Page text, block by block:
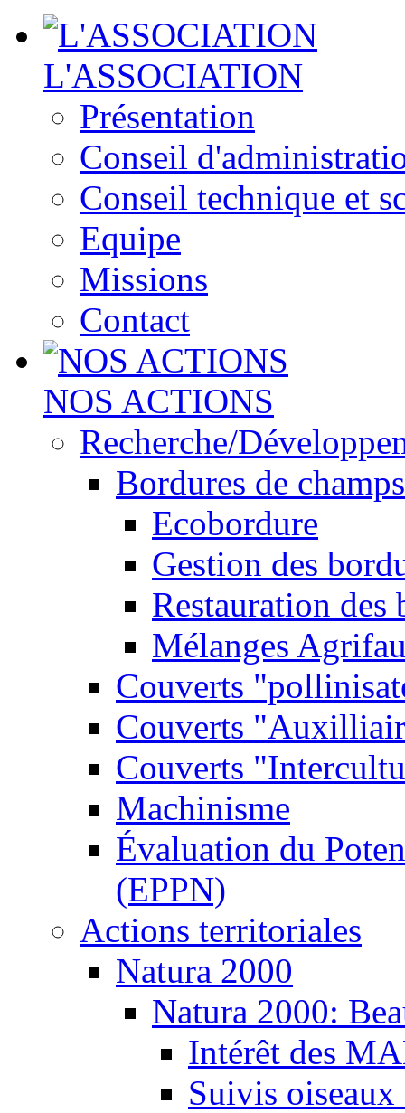
L'ASSOCIATION
Présentation
Conseil
Conseil technique et
Equipe
Missions
Contact
NOS ACTIONS
Recherche/
Bordures de champs
Ecobordure
Gestion des
Restauration des
Mélanges
Couverts
Couverts
Couverts
Machinisme
Évaluation du
(EPPN)
Actions territoriales
Natura 2000
Natura 2000:
Intérêt des
Suivis oiseaux